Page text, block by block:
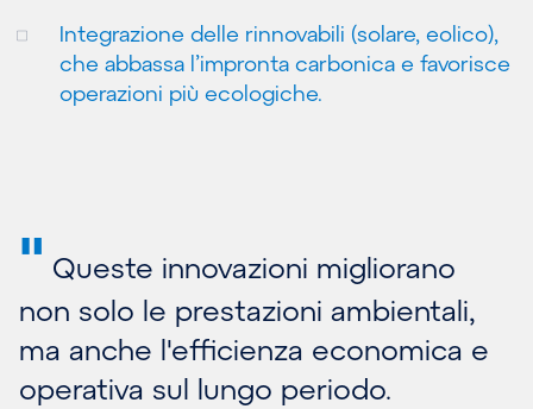
Integrazione delle rinnovabili (solare, eolico),
che abbassa l’impronta carbonica e favorisce
operazioni più ecologiche.
" Queste innovazioni migliorano
non solo le prestazioni ambientali,
ma anche l'efficienza economica e
operativa sul lungo periodo.